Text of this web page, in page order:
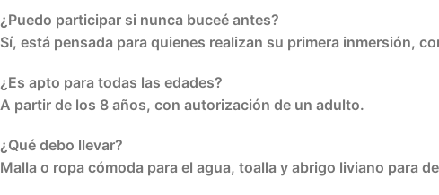
¿Puedo participar si nunca buceé antes?
Sí, está pensada para quienes realizan su primera inmersión,
¿Es apto para todas las edades?
A partir de los 8 años, con autorización de un adulto.
¿Qué debo llevar?
Malla o ropa cómoda para el agua, toalla y abrigo liviano para